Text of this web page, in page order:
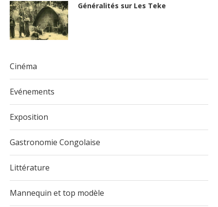
Généralités sur Les Teke
Cinéma
Evénements
Exposition
Gastronomie Congolaise
Littérature
Mannequin et top modèle